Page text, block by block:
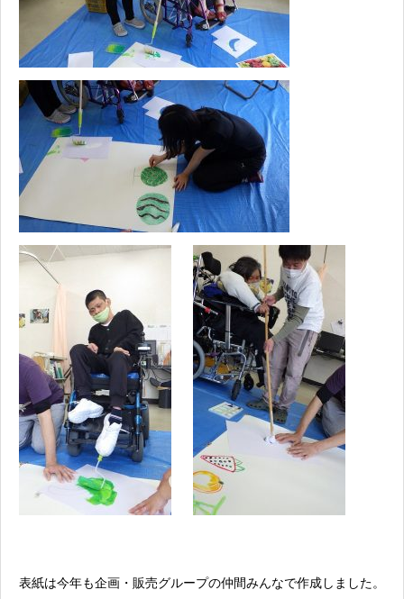
表紙は今年も企画・販売グループの仲間みんなで作成しました。